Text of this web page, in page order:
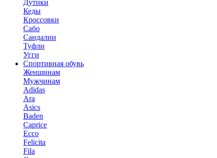
Дутики
Кеды
Кроссовки
Сабо
Сандалии
Туфли
Угги
Спортивная обувь
Женщинам
Мужчинам
Adidas
Ara
Asics
Baden
Caprice
Ecco
Felicita
Fila